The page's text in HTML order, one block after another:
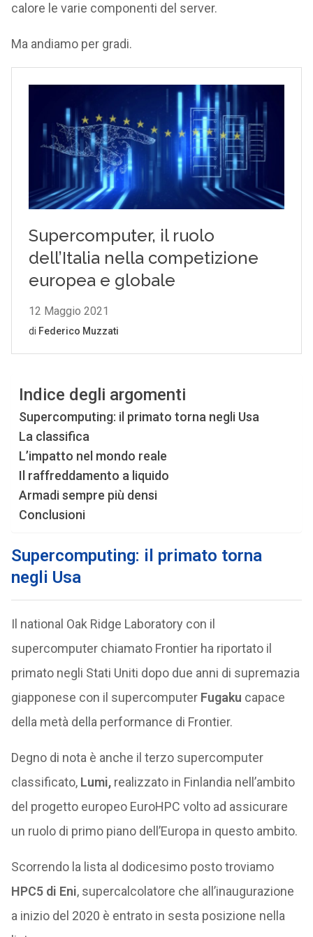
calore le varie componenti del server.
Ma andiamo per gradi.
Indice degli argomenti
Supercomputing: il primato torna negli Usa
La classifica
L’impatto nel mondo reale
Il raffreddamento a liquido
Armadi sempre più densi
Conclusioni
Supercomputing: il primato torna
negli Usa
Il national Oak Ridge Laboratory con il
supercomputer chiamato Frontier ha riportato il
primato negli Stati Uniti dopo due anni di supremazia
giapponese con il supercomputer Fugaku capace
della metà della performance di Frontier.
Degno di nota è anche il terzo supercomputer
classificato, Lumi,realizzato in Finlandia nell’ambito
del progetto europeo EuroHPC volto ad assicurare
un ruolo di primo piano dell’Europa in questo ambito.
Scorrendo la lista al dodicesimo posto troviamo
HPC5 di Eni, supercalcolatore che all’inaugurazione
a inizio del 2020 è entrato in sesta posizione nella